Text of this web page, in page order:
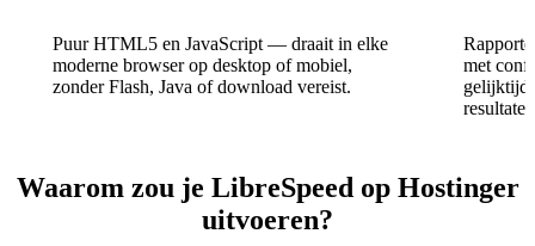
Puur HTML5 en JavaScript — draait in elke
moderne browser op desktop of mobiel,
zonder Flash, Java of download vereist.
met
Waarom zou je LibreSpeed op Hostinger
uitvoeren?